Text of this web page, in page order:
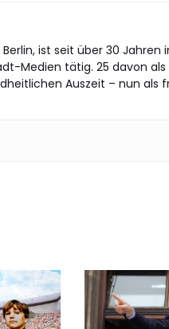
ist seit über 30 Jahren
Medien tätig. 25 davon als
Auszeit – nun als